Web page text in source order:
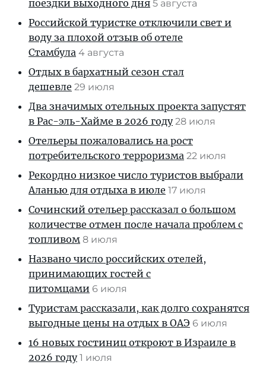
поездки выходного дня 5 августа
Российской туристке отключили свет и
воду за плохой отзыв об отеле
Стамбула 4 августа
Отдых в бархатный сезон стал
дешевле 29 июля
Два значимых отельных проекта запустят
в Рас-эль-Хайме в 2026 году 28 июля
Отельеры пожаловались на рост
потребительского терроризма 22 июля
Рекордно низкое число туристов выбрали
Аланью для отдыха в июле 17 июля
Сочинский отельер рассказал о большом
количестве отмен после начала проблем с
топливом 8 июля
Названо число российских отелей,
принимающих гостей с
питомцами 6 июля
Туристам рассказали, как долго сохранятся
выгодные цены на отдых в ОАЭ 6 июля
16 новых гостиниц откроют в Израиле в
2026 году 1 июля